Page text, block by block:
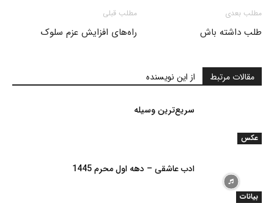
مطلب قبلی
راه‌های افزایش عزم سلوک
مطلب بعدی
طلب داشته باش
مقالات مرتبط از این نویسنده
عکس
سریع‌ترین وسیله
بیانات
ادب عاشقی – دهه اول محرم 1445